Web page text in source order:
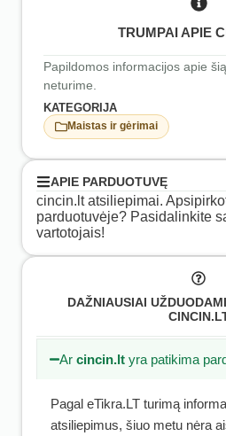
TRUMPAI APIE
Papildomos informacijos apie
neturime.
KATEGORIJA
Maistas ir gėrimai
APIE PARDUOTUVĘ
cincin.lt atsiliepimai.
parduotuvėje? Pasidalinkite
vartotojais!
DAŽNIAUSIAI
Arcincin.lt yra patikima
Pagal eTikra.LT turimą
atsiliepimus, šiuo metu nėra